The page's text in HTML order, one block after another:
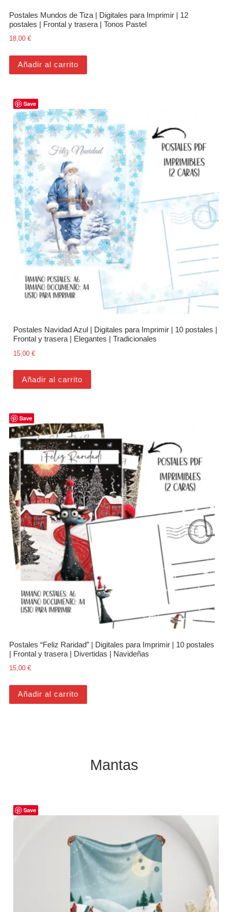
Postales Mundos de Tiza | Digitales para Imprimir | 12
postales | Frontal y trasera | Tonos Pastel
18,00€
Añadir al carrito
Save
Postales Navidad Azul | Digitales para Imprimir | 10 postales |
Frontal y trasera | Elegantes | Tradicionales
15,00€
Añadir al carrito
Save
Postales “Feliz Raridad” | Digitales para Imprimir | 10 postales
| Frontal y trasera | Divertidas | Navideñas
15,00€
Añadir al carrito
Mantas
Save